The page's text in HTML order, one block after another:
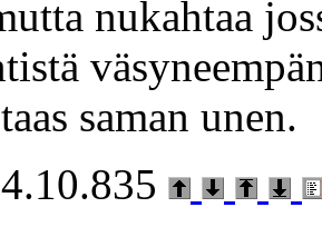
nukahtaa
saman unen.